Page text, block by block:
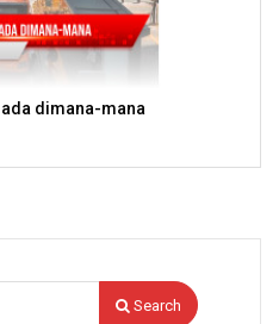
dimana-mana
Search